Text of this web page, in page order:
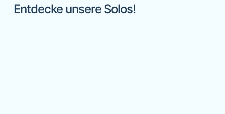
Entdecke unsere Solos!